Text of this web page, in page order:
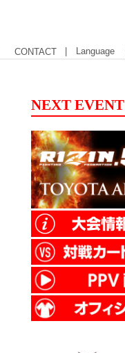
CONTACT | Language
NEXT EVENT